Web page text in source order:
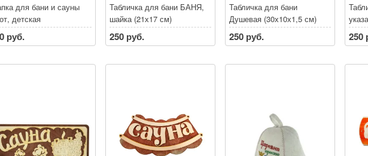
для бани и сауны
детская
руб.
Табличка для бани БАНЯ,
шайка (21х17 см)
250 руб.
Табличка для бани
Душевая (30х10х1,5 см)
250 руб. 250